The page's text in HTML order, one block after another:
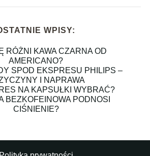
WPISY:
RÓŻNI KAWA CZARNA OD
AMERICANO?
SPOD EKSPRESU PHILIPS –
I NAPRAWA
NA KAPSUŁKI WYBRAĆ?
BEZKOFEINOWA PODNOSI
CIŚNIENIE?